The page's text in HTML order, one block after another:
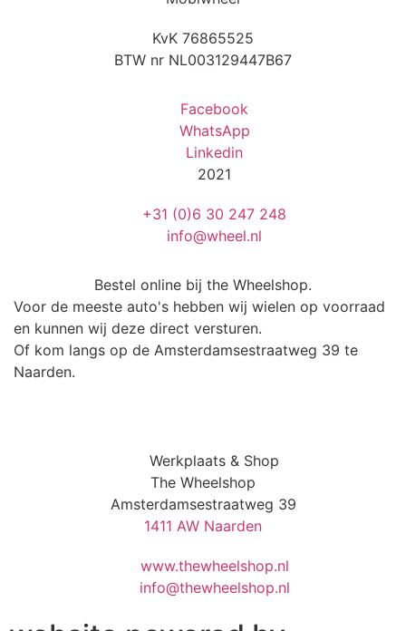
KvK 76865525
BTW nr NL003129447B67
Facebook
WhatsApp
Linkedin
2021
+31 (0)6 30 247 248
info@wheel.nl
Bestel online bij the Wheelshop.
Voor de meeste auto's hebben wij wielen op voorraad
en kunnen wij deze direct versturen.
Of kom langs op de Amsterdamsestraatweg 39 te
Naarden.
Werkplaats & Shop
The Wheelshop
Amsterdamsestraatweg 39
1411 AW Naarden
www.thewheelshop.nl
info@thewheelshop.nl